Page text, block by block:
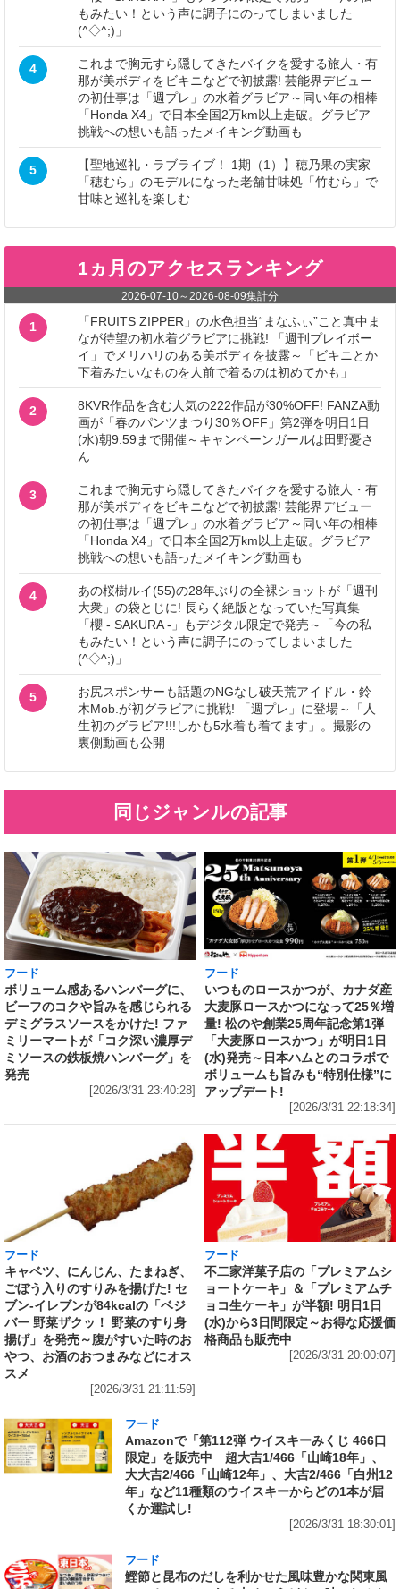
もみたい！という声に調子にのってしまいました
(^◇^;)」
4
これまで胸元すら隠してきたバイクを愛する旅人・有
那が美ボディをビキニなどで初披露! 芸能界デビュー
の初仕事は「週プレ」の水着グラビア～同い年の相棒
「Honda X4」で日本全国2万km以上走破。グラビア
挑戦への想いも語ったメイキング動画も
5
【聖地巡礼・ラブライブ！ 1期（1）】穂乃果の実家
「穂むら」のモデルになった老舗甘味処「竹むら」で
甘味と巡礼を楽しむ
1ヵ月のアクセスランキング
2026-07-10～2026-08-09集計分
1
「FRUITS ZIPPER」の水色担当“まなふぃ”こと真中ま
なが待望の初水着グラビアに挑戦! 「週刊プレイボー
イ」でメリハリのある美ボディを披露～「ビキニとか
下着みたいなものを人前で着るのは初めてかも」
2
8KVR作品を含む人気の222作品が30%OFF! FANZA動
画が「春のパンツまつり30％OFF」第2弾を明日1日
(水)朝9:59まで開催～キャンペーンガールは田野憂さ
ん
3
これまで胸元すら隠してきたバイクを愛する旅人・有
那が美ボディをビキニなどで初披露! 芸能界デビュー
の初仕事は「週プレ」の水着グラビア～同い年の相棒
「Honda X4」で日本全国2万km以上走破。グラビア
挑戦への想いも語ったメイキング動画も
4
あの桜樹ルイ(55)の28年ぶりの全裸ショットが「週刊
大衆」の袋とじに! 長らく絶版となっていた写真集
「櫻 - SAKURA -」もデジタル限定で発売～「今の私
もみたい！という声に調子にのってしまいました
(^◇^;)」
5
お尻スポンサーも話題のNGなし破天荒アイドル・鈴
木Mob.が初グラビアに挑戦! 「週プレ」に登場～「人
生初のグラビア!!!しかも5水着も着てます」。撮影の
裏側動画も公開
同じジャンルの記事
フード
ボリューム感あるハンバーグに、
ビーフのコクや旨みを感じられる
デミグラスソースをかけた! ファ
ミリーマートが「コク深い濃厚デ
ミソースの鉄板焼ハンバーグ」を
発売
[2026/3/31 23:40:28]
フード
いつものロースかつが、カナダ産
大麦豚ロースかつになって25％増
量! 松のや創業25周年記念第1弾
「大麦豚ロースかつ」が明日1日
(水)発売～日本ハムとのコラボで
ボリュームも旨みも“特別仕様”に
アップデート!
[2026/3/31 22:18:34]
フード
キャベツ、にんじん、たまねぎ、
ごぼう入りのすりみを揚げた! セ
ブン‐イレブンが84kcalの「ベジ
バー 野菜ザクッ！ 野菜のすり身
揚げ」を発売～腹がすいた時のお
やつ、お酒のおつまみなどにオス
スメ
[2026/3/31 21:11:59]
フード
不二家洋菓子店の「プレミアムシ
ョートケーキ」＆「プレミアムチ
ョコ生ケーキ」が半額! 明日1日
(水)から3日間限定～お得な応援価
格商品も販売中
[2026/3/31 20:00:07]
フード
Amazonで「第112弾 ウイスキーみくじ 466口
限定」を販売中 超大吉1/466「山崎18年」、
大大吉2/466「山崎12年」、大吉2/466「白州12
年」など11種類のウイスキーからどの1本が届
くか運試し!
[2026/3/31 18:30:01]
フード
鰹節と昆布のだしを利かせた風味豊かな関東風